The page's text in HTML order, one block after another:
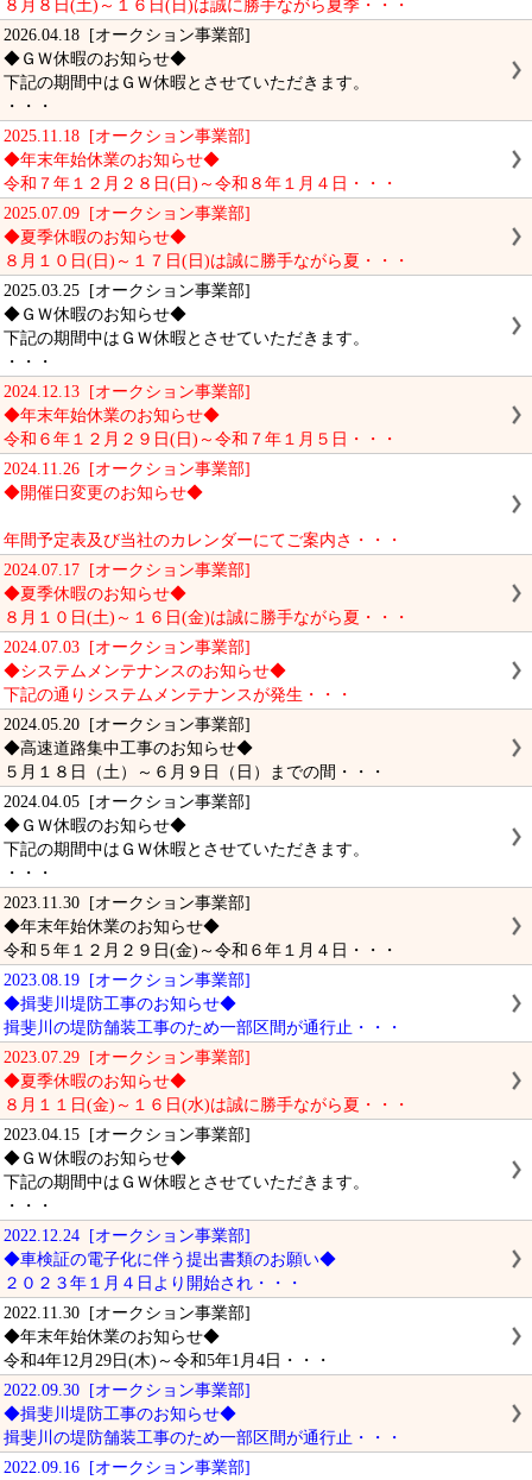
８月８日(土)～１６日(日)は誠に勝手ながら夏季・・・
2026.04.18 [オークション事業部]
◆ＧＷ休暇のお知らせ◆
下記の期間中はＧＷ休暇とさせていただきます。
・・・
2025.11.18 [オークション事業部]
◆年末年始休業のお知らせ◆
令和７年１２月２８日(日)～令和８年１月４日・・・
2025.07.09 [オークション事業部]
◆夏季休暇のお知らせ◆
８月１０日(日)～１７日(日)は誠に勝手ながら夏・・・
2025.03.25 [オークション事業部]
◆ＧＷ休暇のお知らせ◆
下記の期間中はＧＷ休暇とさせていただきます。
・・・
2024.12.13 [オークション事業部]
◆年末年始休業のお知らせ◆
令和６年１２月２９日(日)～令和７年１月５日・・・
2024.11.26 [オークション事業部]
◆開催日変更のお知らせ◆
年間予定表及び当社のカレンダーにてご案内さ・・・
2024.07.17 [オークション事業部]
◆夏季休暇のお知らせ◆
８月１０日(土)～１６日(金)は誠に勝手ながら夏・・・
2024.07.03 [オークション事業部]
◆システムメンテナンスのお知らせ◆
下記の通りシステムメンテナンスが発生・・・
2024.05.20 [オークション事業部]
◆高速道路集中工事のお知らせ◆
５月１８日（土）～６月９日（日）までの間・・・
2024.04.05 [オークション事業部]
◆ＧＷ休暇のお知らせ◆
下記の期間中はＧＷ休暇とさせていただきます。
・・・
2023.11.30 [オークション事業部]
◆年末年始休業のお知らせ◆
令和５年１２月２９日(金)～令和６年１月４日・・・
2023.08.19 [オークション事業部]
◆揖斐川堤防工事のお知らせ◆
揖斐川の堤防舗装工事のため一部区間が通行止・・・
2023.07.29 [オークション事業部]
◆夏季休暇のお知らせ◆
８月１１日(金)～１６日(水)は誠に勝手ながら夏・・・
2023.04.15 [オークション事業部]
◆ＧＷ休暇のお知らせ◆
下記の期間中はＧＷ休暇とさせていただきます。
・・・
2022.12.24 [オークション事業部]
◆車検証の電子化に伴う提出書類のお願い◆
２０２３年１月４日より開始され・・・
2022.11.30 [オークション事業部]
◆年末年始休業のお知らせ◆
令和4年12月29日(木)～令和5年1月4日・・・
2022.09.30 [オークション事業部]
◆揖斐川堤防工事のお知らせ◆
揖斐川の堤防舗装工事のため一部区間が通行止・・・
2022.09.16 [オークション事業部]